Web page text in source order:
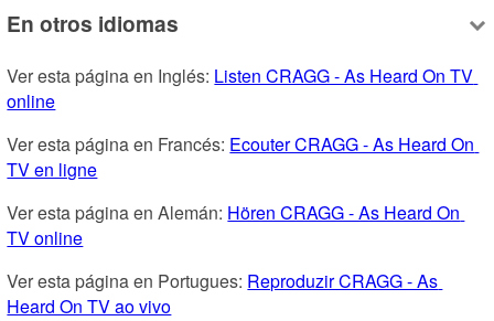
En otros idiomas
Ver esta página en Inglés: Listen CRAGG - As Heard On TV
online
Ver esta página en Francés: Ecouter CRAGG - As Heard On
TV en ligne
Ver esta página en Alemán: Hören CRAGG - As Heard On
TV online
Ver esta página en Portugues: Reproduzir CRAGG - As
Heard On TV ao vivo